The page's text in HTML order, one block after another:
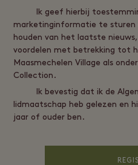
Ik geef hierbij
marketinginformatie te sturen
houden van het laatste nieuws,
voordelen met betrekking tot
Maasmechelen Village als
Collection.
Ik bevestig dat ik de
lidmaatschap heb gelezen en
jaar of ouder ben.